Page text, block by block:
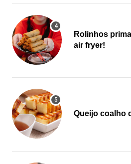
Rolinhos
air fryer!
Queijo coalho